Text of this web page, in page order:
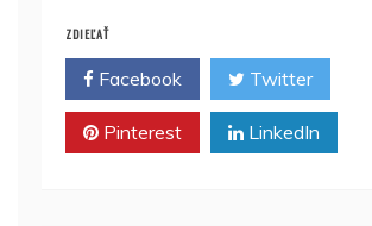
ZDIEĽAŤ
Facebook Twitter
Pinterest LinkedIn